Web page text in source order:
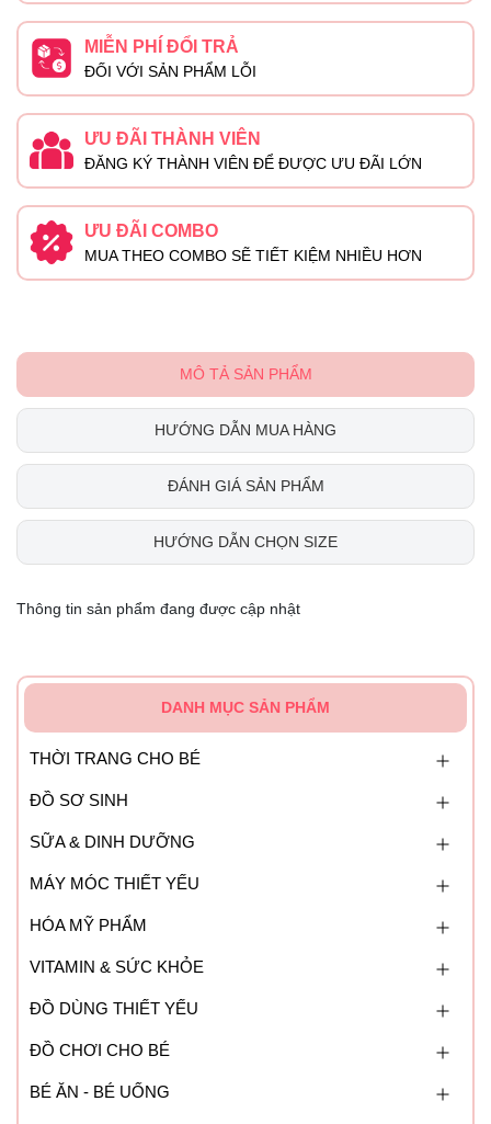
MIỄN PHÍ ĐỔI TRẢ
ĐỐI VỚI SẢN PHẨM LỖI
ƯU ĐÃI THÀNH VIÊN
ĐĂNG KÝ THÀNH VIÊN ĐỂ ĐƯỢC ƯU ĐÃI LỚN
ƯU ĐÃI COMBO
MUA THEO COMBO SẼ TIẾT KIỆM NHIỀU HƠN
MÔ TẢ SẢN PHẨM
HƯỚNG DẪN MUA HÀNG
ĐÁNH GIÁ SẢN PHẨM
HƯỚNG DẪN CHỌN SIZE
Thông tin sản phẩm đang được cập nhật
DANH MỤC SẢN PHẨM
THỜI TRANG CHO BÉ
ĐỒ SƠ SINH
SỮA & DINH DƯỠNG
MÁY MÓC THIẾT YẾU
HÓA MỸ PHẨM
VITAMIN & SỨC KHỎE
ĐỒ DÙNG THIẾT YẾU
ĐỒ CHƠI CHO BÉ
BÉ ĂN - BÉ UỐNG